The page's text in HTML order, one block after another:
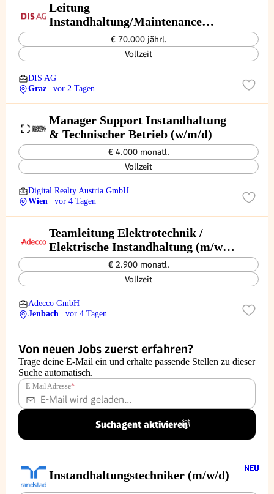
Leitung
Instandhaltung/Maintenance
Industrieunternehmen (m/w/d)
€ 70.000 jährl.
Vollzeit
DIS AG
Graz
| vor 2 Tagen
Manager Support Instandhaltung
& Technischer Betrieb (w/m/d)
€ 4.000 monatl.
Vollzeit
Digital Realty Austria GmbH
Wien
| vor 4 Tagen
Teamleitung Elektrotechnik /
Elektrische Instandhaltung (m/w/d)
– Raum Jenbach€ 2.900 monatl.
Vollzeit
Adecco GmbH
Jenbach
| vor 4 Tagen
Von neuen Jobs zuerst erfahren?
Trage deine E-Mail ein und erhalte passende Stellen zu dieser
Suche automatisch.
E-Mail Adresse*
Suchagent aktivieren
Instandhaltungstechniker (m/w/d)